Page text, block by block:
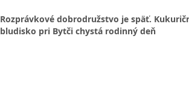
Rozprávkové dobrodružstvo je späť.
bludisko pri Bytči chystá rodinný deň